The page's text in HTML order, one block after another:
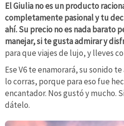
El Giulia no es un producto
completamente pasional y tu
ahí. Su precio no es nada barato
manejar, si te gusta admirar y
para que viajes de lujo, y lleves
Ese V6 te enamorará, su sonido
lo corras, porque para eso fue
encantador. Nos gustó y mucho.
dátelo.